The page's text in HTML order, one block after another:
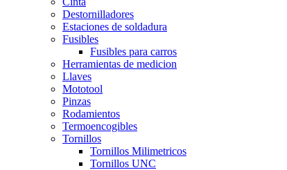
Destornilladores
Estaciones de soldadura
Fusibles
Fusibles para carros
Herramientas de medicion
Llaves
Mototool
Pinzas
Rodamientos
Termoencogibles
Tornillos
Tornillos Milimetricos
Tornillos UNC